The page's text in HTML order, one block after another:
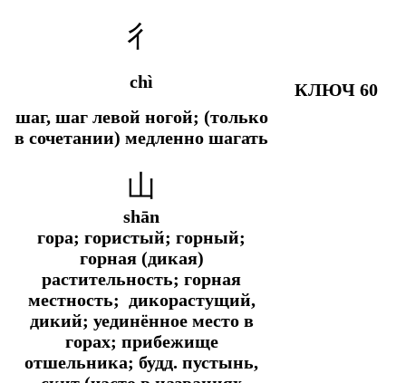
彳
chì
шаг, шаг левой ногой; (только
в сочетании) медленно шагать
КЛЮЧ 60
山
shān
гора; гористый; горный;
горная (дикая)
растительность; горная
местность; дикорастущий,
дикий; уединённое место в
горах; прибежище
отшельника; будд. пустынь,